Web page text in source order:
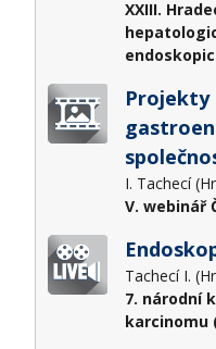
XXIII.
Projekty
I. Tachecí
V. webinář
Tachecí I.
7. národní
karcinomu